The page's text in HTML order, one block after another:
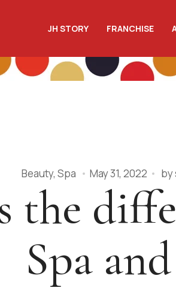
JH STORY FRANCHISE
Beauty, Spa May 31, 2022 by
the
Spa